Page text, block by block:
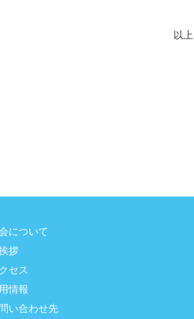
以上
について
拶
セス
情報
い合わせ先